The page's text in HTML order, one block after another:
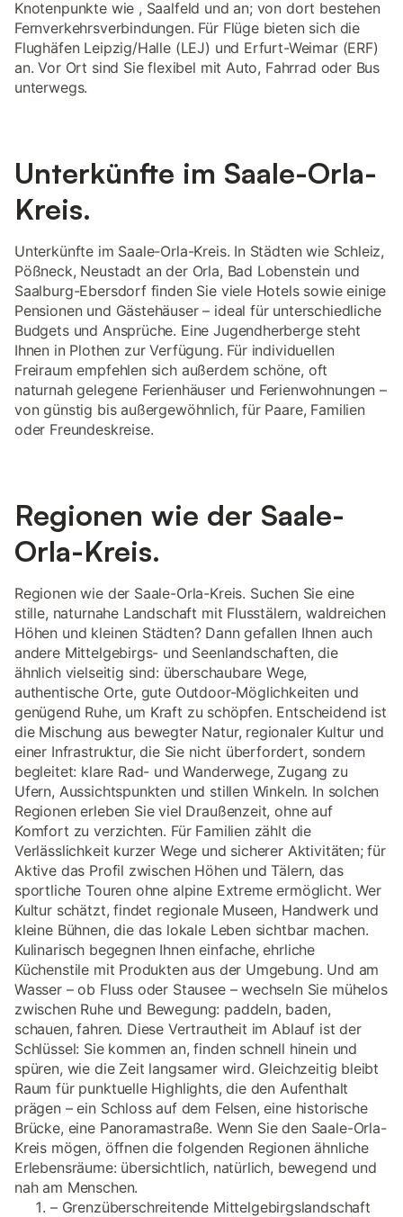
Knotenpunkte wie , Saalfeld und an; von dort bestehen
Fernverkehrsverbindungen. Für Flüge bieten sich die
Flughäfen Leipzig/Halle (LEJ) und Erfurt-Weimar (ERF)
an. Vor Ort sind Sie flexibel mit Auto, Fahrrad oder Bus
unterwegs.
Unterkünfte im Saale-Orla-
Kreis.
Unterkünfte im Saale-Orla-Kreis. In Städten wie Schleiz,
Pößneck, Neustadt an der Orla, Bad Lobenstein und
Saalburg-Ebersdorf finden Sie viele Hotels sowie einige
Pensionen und Gästehäuser – ideal für unterschiedliche
Budgets und Ansprüche. Eine Jugendherberge steht
Ihnen in Plothen zur Verfügung. Für individuellen
Freiraum empfehlen sich außerdem schöne, oft
naturnah gelegene Ferienhäuser und Ferienwohnungen –
von günstig bis außergewöhnlich, für Paare, Familien
oder Freundeskreise.
Regionen wie der Saale-
Orla-Kreis.
Regionen wie der Saale-Orla-Kreis. Suchen Sie eine
stille, naturnahe Landschaft mit Flusstälern, waldreichen
Höhen und kleinen Städten? Dann gefallen Ihnen auch
andere Mittelgebirgs- und Seenlandschaften, die
ähnlich vielseitig sind: überschaubare Wege,
authentische Orte, gute Outdoor-Möglichkeiten und
genügend Ruhe, um Kraft zu schöpfen. Entscheidend ist
die Mischung aus bewegter Natur, regionaler Kultur und
einer Infrastruktur, die Sie nicht überfordert, sondern
begleitet: klare Rad- und Wanderwege, Zugang zu
Ufern, Aussichtspunkten und stillen Winkeln. In solchen
Regionen erleben Sie viel Draußenzeit, ohne auf
Komfort zu verzichten. Für Familien zählt die
Verlässlichkeit kurzer Wege und sicherer Aktivitäten; für
Aktive das Profil zwischen Höhen und Tälern, das
sportliche Touren ohne alpine Extreme ermöglicht. Wer
Kultur schätzt, findet regionale Museen, Handwerk und
kleine Bühnen, die das lokale Leben sichtbar machen.
Kulinarisch begegnen Ihnen einfache, ehrliche
Küchenstile mit Produkten aus der Umgebung. Und am
Wasser – ob Fluss oder Stausee – wechseln Sie mühelos
zwischen Ruhe und Bewegung: paddeln, baden,
schauen, fahren. Diese Vertrautheit im Ablauf ist der
Schlüssel: Sie kommen an, finden schnell hinein und
spüren, wie die Zeit langsamer wird. Gleichzeitig bleibt
Raum für punktuelle Highlights, die den Aufenthalt
prägen – ein Schloss auf dem Felsen, eine historische
Brücke, eine Panoramastraße. Wenn Sie den Saale-Orla-
Kreis mögen, öffnen die folgenden Regionen ähnliche
Erlebensräume: übersichtlich, natürlich, bewegend und
nah am Menschen.
– Grenzüberschreitende Mittelgebirgslandschaft